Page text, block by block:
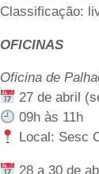
Classificação:
OFICINAS
Oficina de
27 de abril
09h às 11h
Local: Sesc
28 a 30 de